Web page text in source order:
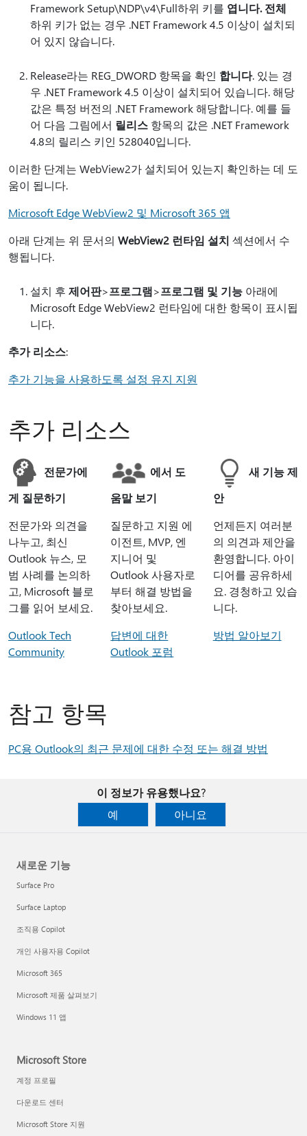
Framework Setup\NDP\v4\Full하위 키를 엽니다.전체
하위 키가 없는 경우 .NET Framework 4.5 이상이 설치되
어 있지 않습니다.
Release라는 REG_DWORD 항목을 확인 합니다. 있는 경
우 .NET Framework 4.5 이상이 설치되어 있습니다. 해당
값은 특정 버전의 .NET Framework 해당합니다. 예를 들
어 다음 그림에서 릴리스 항목의 값은 .NET Framework
4.8의 릴리스 키인 528040입니다.
이러한 단계는 WebView2가 설치되어 있는지 확인하는 데 도
움이 됩니다.
Microsoft Edge WebView2 및 Microsoft 365 앱
아래 단계는 위 문서의 WebView2 런타임 설치 섹션에서 수
행됩니다.
설치 후 제어판>프로그램>프로그램 및 기능 아래에
Microsoft Edge WebView2 런타임에 대한 항목이 표시됩
니다.
추가 리소스:
추가 기능을 사용하도록 설정 유지 지원
추가 리소스
전문가에
게 질문하기
전문가와 의견을
나누고, 최신
Outlook 뉴스, 모
범 사례를 논의하
고, Microsoft 블로
그를 읽어 보세요.
Outlook Tech
Community
에서 도
움말 보기
질문하고 지원 에
이전트, MVP, 엔
지니어 및
Outlook 사용자로
부터 해결 방법을
찾아보세요.
답변에 대한
Outlook 포럼
새 기능 제
안
언제든지 여러분
의 의견과 제안을
환영합니다. 아이
디어를 공유하세
요. 경청하고 있습
니다.
방법 알아보기
참고 항목
PC용 Outlook의 최근 문제에 대한 수정 또는 해결 방법
이 정보가 유용했나요?
예
아니요
새로운 기능
Surface Pro
Surface Laptop
조직용 Copilot
개인 사용자용 Copilot
Microsoft 365
Microsoft 제품 살펴보기
Windows 11 앱
Microsoft Store
계정 프로필
다운로드 센터
Microsoft Store 지원